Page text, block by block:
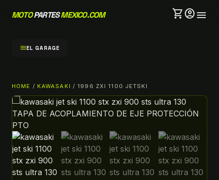
MOTOPARTESMEXICO.COM shopping_cartaccount_circlemenu
menuEL GARAGE
HOME / KAWASAKI / 1996 ZXI 1100 JETSKI